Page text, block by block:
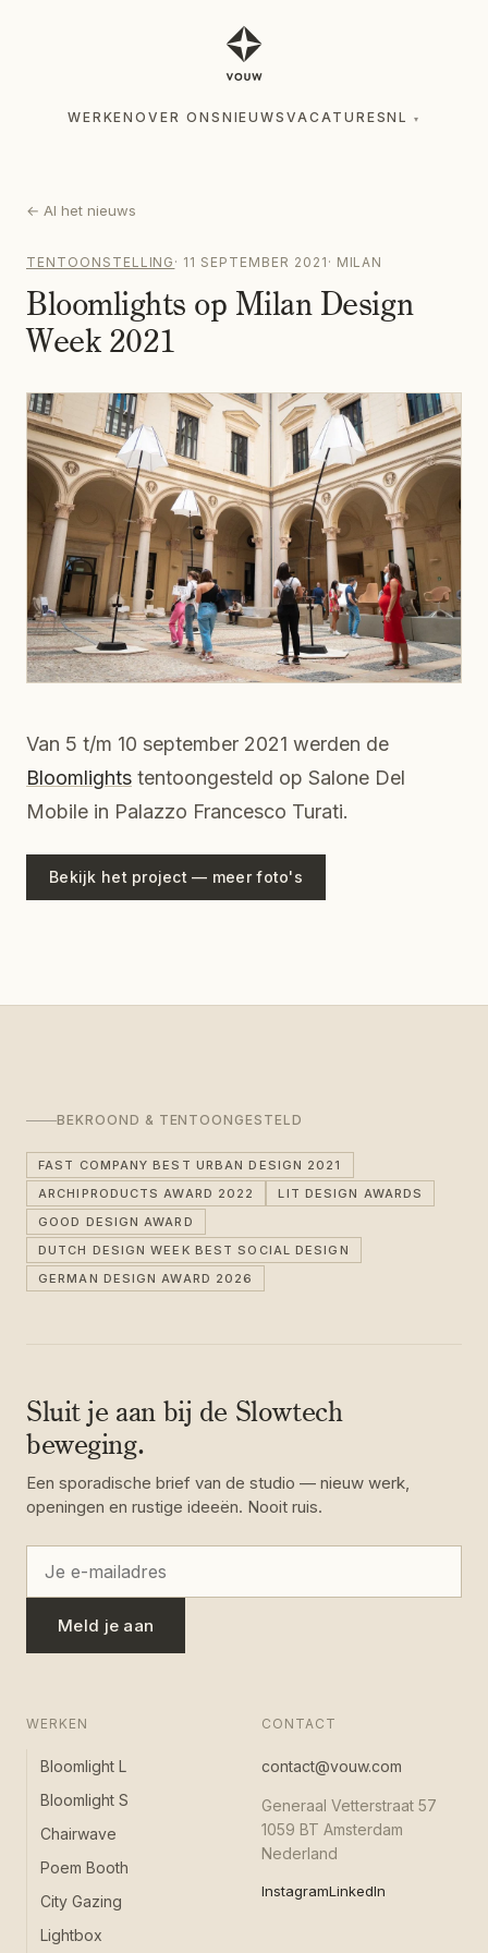
WERKENOVER ONS NIEUWSVACATURESNL ▾
← Al het nieuws
TENTOONSTELLING · 11 SEPTEMBER 2021 · MILAN
Bloomlights op Milan Design
Week 2021
Van 5 t/m 10 september 2021 werden de
Bloomlights tentoongesteld op Salone Del
Mobile in Palazzo Francesco Turati.
Bekijk het project — meer foto's
BEKROOND & TENTOONGESTELD
FAST COMPANY BEST URBAN DESIGN 2021
ARCHIPRODUCTS AWARD 2022
LIT DESIGN AWARDS
GOOD DESIGN AWARD
DUTCH DESIGN WEEK BEST SOCIAL DESIGN
GERMAN DESIGN AWARD 2026
Sluit je aan bij de Slowtech
beweging.
Een sporadische brief van de studio — nieuw werk,
openingen en rustige ideeën. Nooit ruis.
Meld je aan
WERKEN
Bloomlight L
Bloomlight S
Chairwave
Poem Booth
City Gazing
Lightbox
CONTACT
contact@vouw.com
Generaal Vetterstraat 57
1059 BT Amsterdam
Nederland
InstagramLinkedIn